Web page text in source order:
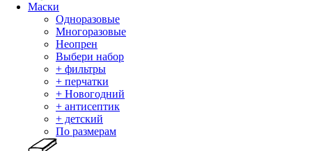
Маски
Одноразовые
Многоразовые
Неопрен
Выбери набор
+ фильтры
+ перчатки
+ Новогодний
+ антисептик
+ детский
По размерам